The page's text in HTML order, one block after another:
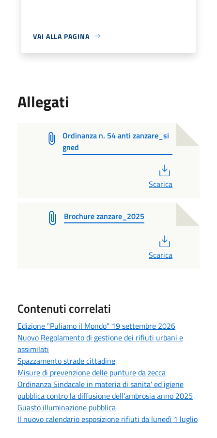
VAI ALLA PAGINA
Allegati
Ordinanza n. 54 anti zanzare_si
gned
Scarica
Brochure zanzare_2025
Scarica
Contenuti correlati
Edizione "Puliamo il Mondo" 19 settembre 2026
Nuovo Regolamento di gestione dei rifiuti urbani e
assimilati
Spazzamento strade cittadine
Misure di prevenzione delle punture da zecca
Ordinanza Sindacale in materia di sanita' ed igiene
pubblica contro la diffusione dell'ambrosia anno 2025
Guasto illuminazione pubblica
Il nuovo calendario esposizione rifiuti da lunedì 1 luglio